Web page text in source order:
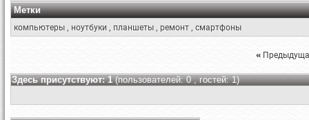
Метки
компьютеры , ноутбуки , планшеты , ремонт , смартфоны
«
Здесь присутствуют: 1(пользователей: 0 , гостей: 1)